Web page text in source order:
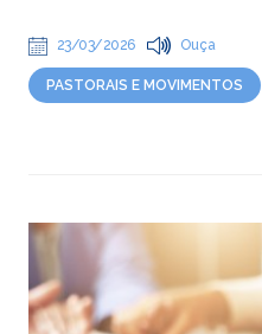
23/03/2026 Ouça
PASTORAIS E MOVIMENTOS